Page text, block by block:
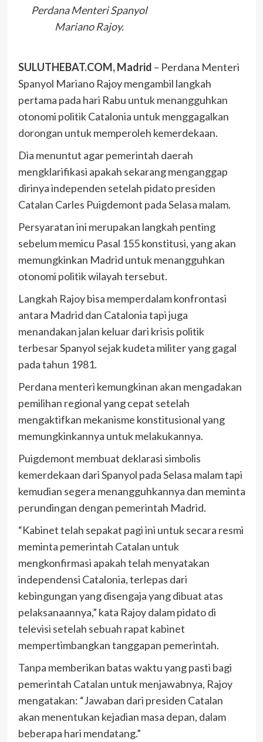
Perdana Menteri Spanyol
Mariano Rajoy.
SULUTHEBAT.COM, Madrid – Perdana Menteri
Spanyol Mariano Rajoy mengambil langkah
pertama pada hari Rabu untuk menangguhkan
otonomi politik Catalonia untuk menggagalkan
dorongan untuk memperoleh kemerdekaan.
Dia menuntut agar pemerintah daerah
mengklarifikasi apakah sekarang menganggap
dirinya independen setelah pidato presiden
Catalan Carles Puigdemont pada Selasa malam.
Persyaratan ini merupakan langkah penting
sebelum memicu Pasal 155 konstitusi, yang akan
memungkinkan Madrid untuk menangguhkan
otonomi politik wilayah tersebut.
Langkah Rajoy bisa memperdalam konfrontasi
antara Madrid dan Catalonia tapi juga
menandakan jalan keluar dari krisis politik
terbesar Spanyol sejak kudeta militer yang gagal
pada tahun 1981.
Perdana menteri kemungkinan akan mengadakan
pemilihan regional yang cepat setelah
mengaktifkan mekanisme konstitusional yang
memungkinkannya untuk melakukannya.
Puigdemont membuat deklarasi simbolis
kemerdekaan dari Spanyol pada Selasa malam tapi
kemudian segera menangguhkannya dan meminta
perundingan dengan pemerintah Madrid.
“Kabinet telah sepakat pagi ini untuk secara resmi
meminta pemerintah Catalan untuk
mengkonfirmasi apakah telah menyatakan
independensi Catalonia, terlepas dari
kebingungan yang disengaja yang dibuat atas
pelaksanaannya,” kata Rajoy dalam pidato di
televisi setelah sebuah rapat kabinet
mempertimbangkan tanggapan pemerintah.
Tanpa memberikan batas waktu yang pasti bagi
pemerintah Catalan untuk menjawabnya, Rajoy
mengatakan: “Jawaban dari presiden Catalan
akan menentukan kejadian masa depan, dalam
beberapa hari mendatang.”